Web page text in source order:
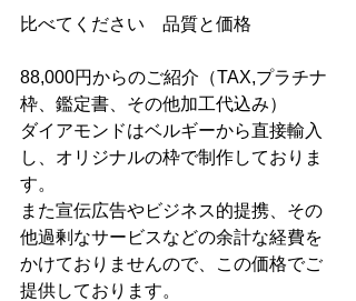
比べてください　品質と価格
88,000円からのご紹介（TAX,プラチナ
枠、鑑定書、その他加工代込み）
ダイアモンドはベルギーから直接輸入
し、オリジナルの枠で制作しておりま
す。
また宣伝広告やビジネス的提携、その
他過剰なサービスなどの余計な経費を
かけておりませんので、この価格でご
提供しております。